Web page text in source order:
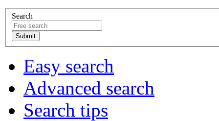
Search
Easy search
Advanced search
Search tips